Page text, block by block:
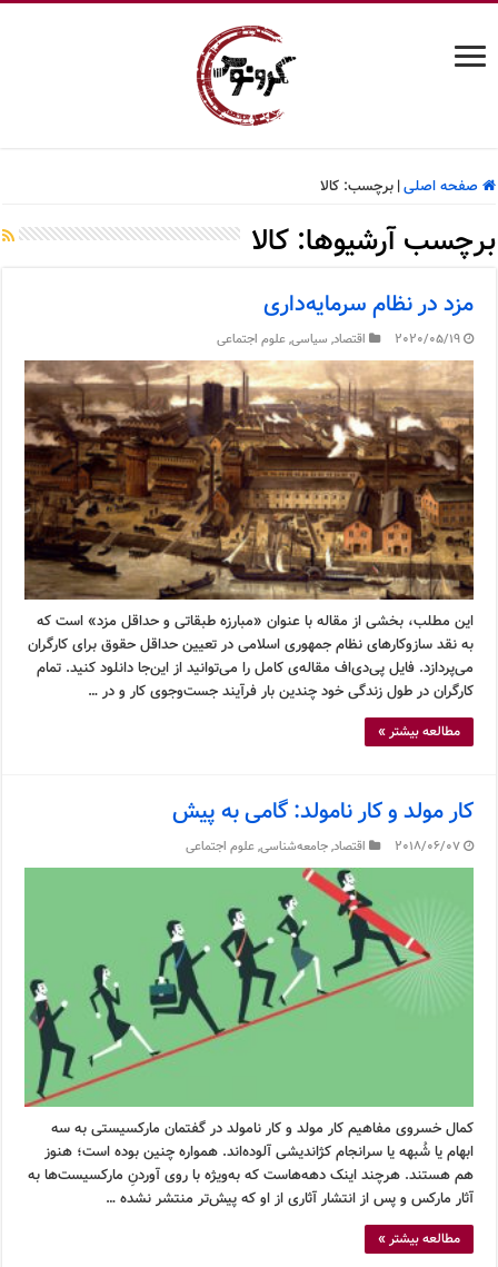
صفحه اصلی| برچسب:کالا
برچسب آرشیوها:کالا
مزد در نظام سرمایه‌داری
2020/05/19 اقتصاد, سیاسی,علوم اجتماعی
این مطلب، بخشی از مقاله با عنوان «مبارزه طبقاتی و حداقل مزد» است که
به نقد سازوکارهای نظام جمهوری اسلامی در تعیین حداقل حقوق برای کارگران
می‌پردازد. فایل پی‌دی‌اف مقاله‌ی کامل را می‌توانید از این‌جا دانلود کنید. تمام
کارگران در طول زندگی خود چندین بار فرآیند جست‌وجوی کار و در …
مطالعه بیشتر »
کار مولد و کار نامولد: گامی به پیش
2018/06/07 اقتصاد,جامعه‌شناسی,علوم اجتماعی
کمال خسروی مفاهیم کار مولد و کار نامولد در گفتمان مارکسیستی به سه
ابهام یا شُبهه یا سرانجام کژاندیشی آلوده‌اند. همواره چنین بوده است؛ هنوز
هم هستند. هرچند اینک دهه‌هاست که به‌ویژه با روی آوردنِ مارکسیست‌ها به
آثار مارکس و پس از انتشار آثاری از او که پیش‌تر منتشر نشده …
مطالعه بیشتر »